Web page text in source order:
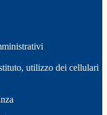
utilizzo dei cellulari